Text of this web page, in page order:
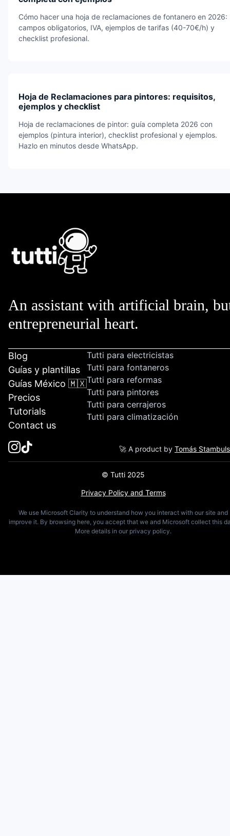
Cómo hacer una hoja de reclamaciones de fontanero en 2026:
campos obligatorios, IVA, ejemplos de tarifas (40-70€/h) y
checklist profesional.
Hoja de Reclamaciones para pintores: requisitos,
ejemplos y checklist
Hoja de reclamaciones de pintor: guía completa 2026 con
ejemplos (pintura interior), checklist profesional y ejemplos.
Hazlo en minutos desde WhatsApp.
An assistant with artificial brain,
entrepreneurial heart.
Blog
Guías y plantillas
Guías México 🇲🇽
Precios
Tutorials
Contact us
Tutti para electricistas
Tutti para fontaneros
Tutti para reformas
Tutti para pintores
Tutti para cerrajeros
Tutti para climatización
🚀 A product by Tomás
© Tutti 2025
Privacy Policy and Terms
We use Microsoft Clarity to understand how you interact with our site and
improve it. By browsing here, you accept that we and Microsoft collect this
More details in our privacy policy.